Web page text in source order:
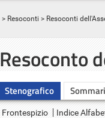
> Resoconti > Resoconti
Resoconto
Stenografico
Frontespizio Indice